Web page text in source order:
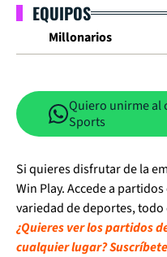
EQUIPOS
Millonarios
Quiero unirme al
Sports
Si quieres disfrutar de la
Win Play. Accede a
variedad de deportes,
¿Quieres ver los partidos
cualquier lugar?